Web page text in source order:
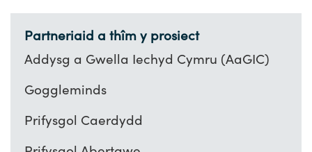
Partneriaid a thîm y prosiect
Addysg a Gwella Iechyd Cymru (AaGIC)
Goggleminds
Prifysgol Caerdydd